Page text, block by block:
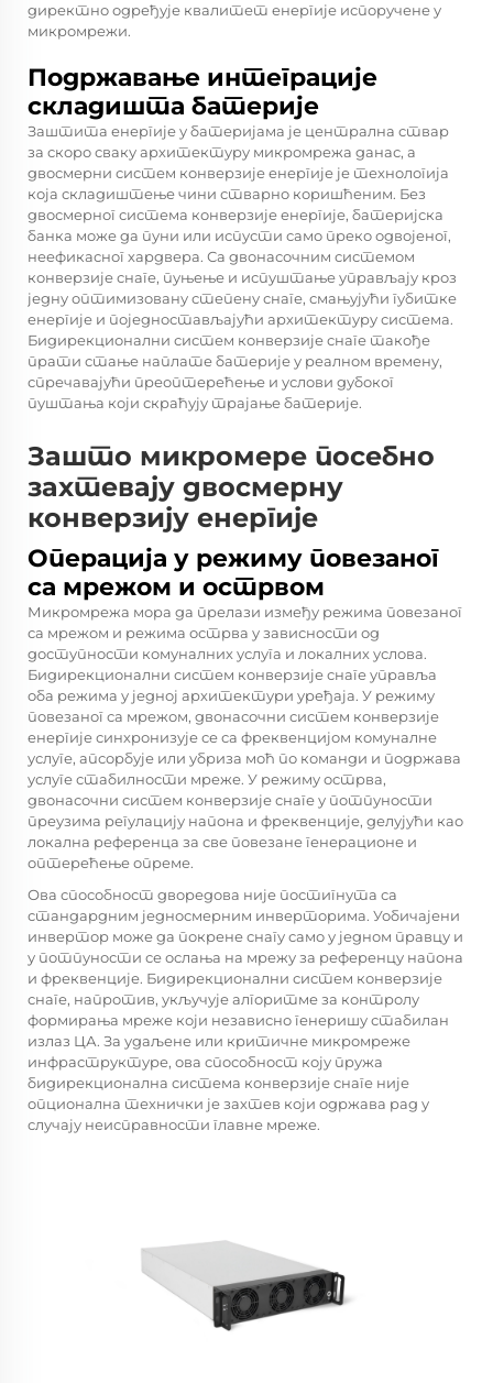
директно одређује квалитет енергије испоручене у
микромрежи.
Подржавање интеграције
складишта батерије
Заштита енергије у батеријама је централна ствар
за скоро сваку архитектуру микромрежа данас, а
двосмерни систем конверзије енергије је технологија
која складиштење чини стварно коришћеним. Без
двосмерног система конверзије енергије, батеријска
банка може да пуни или испусти само преко одвојеног,
неефикасног хардвера. Са двонасочним системом
конверзије снаге, пуњење и испуштање управљају кроз
једну оптимизовану степену снаге, смањујући губитке
енергије и поједностављајући архитектуру система.
Бидирекционални систем конверзије снаге такође
прати стање наплате батерије у реалном времену,
спречавајући преоптерећење и услови дубоког
пуштања који скраћују трајање батерије.
Зашто микромере посебно
захтевају двосмерну
конверзију енергије
Операција у режиму повезаног
са мрежом и острвом
Микромрежа мора да прелази између режима повезаног
са мрежом и режима острва у зависности од
доступности комуналних услуга и локалних услова.
Бидирекционални систем конверзије снаге управља
оба режима у једној архитектури уређаја. У режиму
повезаног са мрежом, двонасочни систем конверзије
енергије синхронизује се са фреквенцијом комуналне
услуге, апсорбује или убриза моћ по команди и подржава
услуге стабилности мреже. У режиму острва,
двонасочни систем конверзије снаге у потпуности
преузима регулацију напона и фреквенције, делујући као
локална референца за све повезане генерационе и
оптерећење опреме.
Ова способност дворедова није постигнута са
стандардним једносмерним инверторима. Уобичајени
инвертор може да покрене снагу само у једном правцу и
у потпуности се ослања на мрежу за референцу напона
и фреквенције. Бидирекционални систем конверзије
снаге, напротив, укључује алгоритме за контролу
формирања мреже који независно генеришу стабилан
излаз ЦА. За удаљене или критичне микромреже
инфраструктуре, ова способност коју пружа
бидирекционална система конверзије снаге није
опционална технички је захтев који одржава рад у
случају неисправности главне мреже.